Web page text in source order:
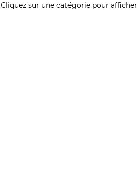
Cliquez sur une catégorie pour